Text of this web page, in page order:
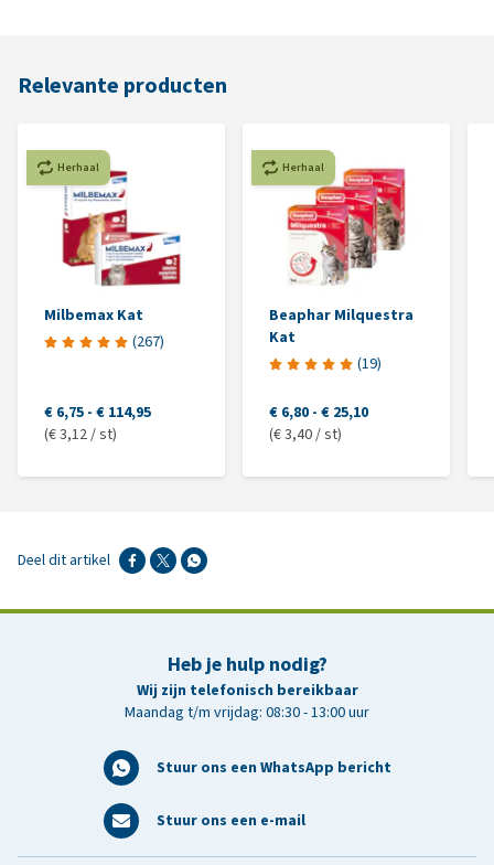
Relevante producten
Herhaal
Milbemax Kat
(267)
€ 6,75 - € 114,95
(€ 3,12 / st)
Herhaal
Beaphar Milquestra
Kat
(19)
€ 6,80 - € 25,10
(€ 3,40 / st)
Deel dit artikel
Heb je hulp nodig?
Wij zijn telefonisch bereikbaar
Maandag t/m vrijdag: 08:30 - 13:00 uur
Stuur ons een WhatsApp bericht
Stuur ons een e-mail